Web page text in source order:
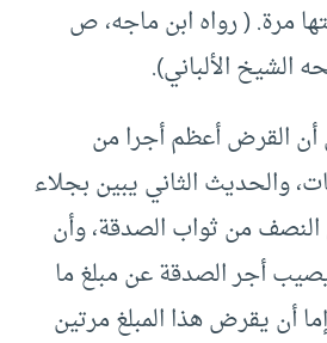
مرة. ( رواه ابن ماجه، ص
أن القرض أعظم أجرا من
والحديث الثاني يبين بجلاء
من ثواب الصدقة، وأن
أجر الصدقة عن مبلغ ما
أن يقرض هذا المبلغ مرتين